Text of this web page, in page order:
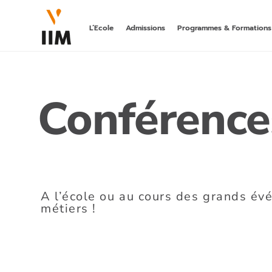
L’Ecole Admissions Programmes & Formations
BACHELOR
AI
A l’école ou au cours des grands
métiers !